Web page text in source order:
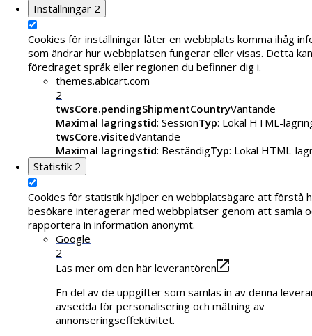
Inställningar 2
Cookies för inställningar låter en webbplats komma ihåg
som ändrar hur webbplatsen fungerar eller visas. Detta
föredraget språk eller regionen du befinner dig i.
themes.abicart.com
2
twsCore.pendingShipmentCountryVäntande
Maximal lagringstid: SessionTyp: Lokal HTML-
twsCore.visitedVäntande
Maximal lagringstid: BeständigTyp: Lokal HTML-
Statistik 2
Cookies för statistik hjälper en webbplatsägare att förstå
besökare interagerar med webbplatser genom att samla
rapportera in information anonymt.
Google
2
Läs mer om den här leverantören
En del av de uppgifter som samlas in av denna
avsedda för personalisering och mätning av
annonseringseffektivitet.